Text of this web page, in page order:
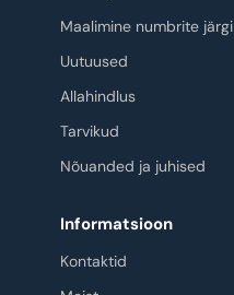
Maalimine numbrite järgi
Uutuused
Allahindlus
Tarvikud
Nõuanded ja juhised
Informatsioon
Kontaktid